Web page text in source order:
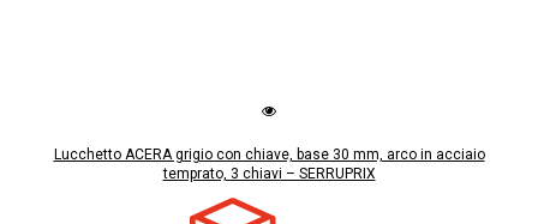
Lucchetto ACERA grigio con chiave, base 30 mm, arco in acciaio
temprato, 3 chiavi – SERRUPRIX